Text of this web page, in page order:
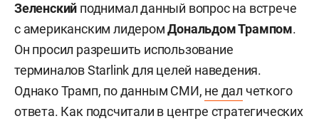
Зеленский поднимал данный вопрос на встрече
с американским лидеромДональдом Трампом.
Он просил разрешить использование
терминалов Starlink для целей наведения.
Однако Трамп, по данным СМИ, не дал четкого
ответа. Как подсчитали в центре стратегических